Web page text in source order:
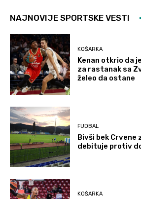
NAJNOVIJE SPORTSKE VESTI
KOŠARKA
Kenan otkrio da
za rastanak sa
želeo da ostane
FUDBAL
Bivši bek Crvene
debituje protiv
KOŠARKA